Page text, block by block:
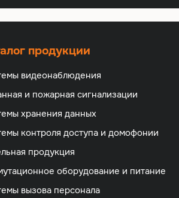
продукции
видеонаблюдения
и пожарная сигнализации
хранения данных
контроля доступа и домофонии
продукция
оборудование и питание
вызова персонала